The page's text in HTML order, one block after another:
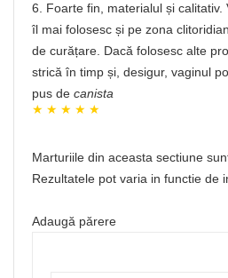
6. Foarte fin, materialul și calitativ.
îl mai folosesc și pe zona
de curățare. Dacă folosesc alte
strică în timp și, desigur, vaginul
pus de canista
Marturiile din aceasta sectiune
Rezultatele pot varia in functie de
Adaugă părere